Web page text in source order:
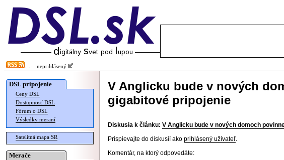
neprihlásený
DSL pripojenie
Ceny DSL
Dostupnosť DSL
Fórum o DSL
Výsledky meraní
Satelitná mapa SR
Merače
V Anglicku bude v nových
gigabitové pripojenie
Diskusia k článku: V Anglicku bude v nových domoch
Prispievajte do diskusií ako prihlásený užívateľ.
Komentár, na ktorý odpovedáte: